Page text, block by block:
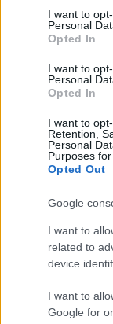
consent section.
I want to
Personal
Opted In
I want to
Personal
Opted In
I want to
Retention,
Personal
Purposes
Opted Out
Google
I want to
related to
device
I want to
Google for
Στο εσωτερικό, ο
προστέθηκε με
διαθέτειειδικά
συνδυάζεται με